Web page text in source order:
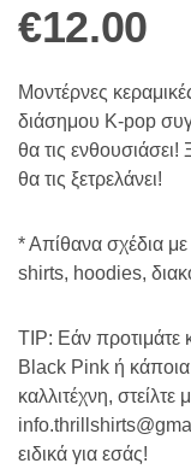
€12.00
Μοντέρνες
διάσημου K-pop
θα τις
θα τις ξετρελάνει!
* Απίθανα σχέδια με
shirts, hoodies,
TIP: Εάν προτιμάτε
Black Pink ή
καλλιτέχνη,
ειδικά για εσάς!